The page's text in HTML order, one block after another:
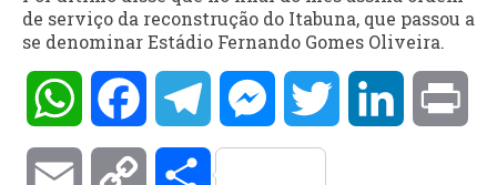
de serviço da reconstrução do Itabuna, que passou a
se denominar Estádio Fernando Gomes Oliveira.
WhatsAppFacebookTelegramMessengerTwitter LinkedIn
Email Copy Compartilhar